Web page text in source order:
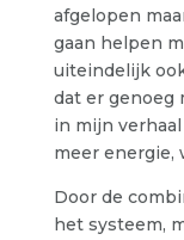
afgelopen
gaan helpen
uiteindelijk
dat er genoeg
in mijn
meer energie,
Door de
het systeem,